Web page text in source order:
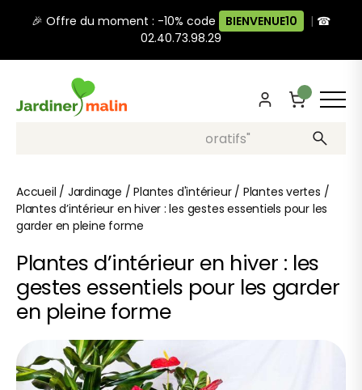
🎉 Offre du moment : -10% code BIENVENUE10 | ☎
02.40.73.98.29
Recherche, ex: "pots décoratifs"
Accueil / Jardinage /Plantes d'intérieur/ Plantes vertes /
Plantes d’intérieur en hiver : les gestes essentiels pour les
garder en pleine forme
Plantes d’intérieur en hiver : les
gestes essentiels pour les garder
en pleine forme